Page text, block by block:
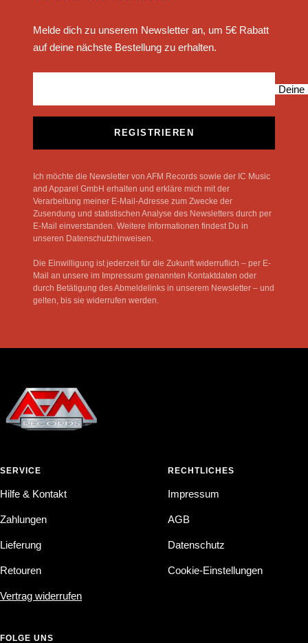
Melde dich zu unserem Newsletter an, um 5€ Rabatt
auf deine nächste Bestellung zu erhalten.
Deine
REGISTRIEREN
Ich möchte die Newsletter von AFM Records sowie der IC Music
and Apparel GmbH erhalten und erkläre mich mit der
Verarbeitung meiner E-Mail-Adresse zum Zwecke der
Zusendung und statistischen Analyse des Newsletters durch per
E-Mail einverstanden. Weitere Informationen findest Du in
unseren Datenschutzhinweisen.
Die Einwilligung ist jederzeit für die Zukunft widerruflich – per E-
Mail an unsere im Impressum genannten Kontaktdaten oder
durch Betätigung des Abmeldelinks in unserem Newsletter – und
gelten, bis sie widerrufen werden.
SERVICE
Hilfe & Kontakt
Zahlungen
Lieferung
Retouren
Vertrag widerrufen
RECHTLICHES
Impressum
AGB
Datenschutz
Cookie-Einstellungen
FOLGE UNS